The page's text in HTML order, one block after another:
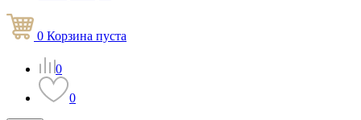
0 Корзина пуста
0
0